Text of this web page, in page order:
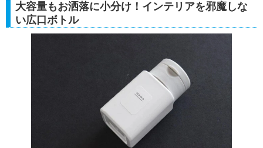
大容量もお洒落に小分け！インテリアを邪魔しな
い広口ボトル